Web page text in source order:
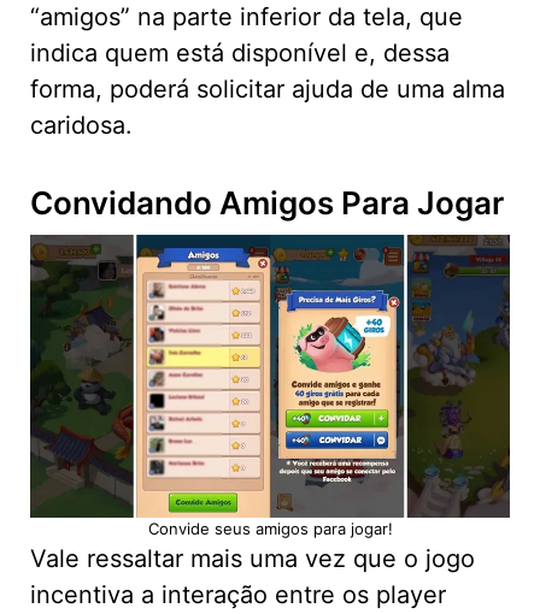
“amigos” na parte inferior da tela, que
indica quem está disponível e, dessa
forma, poderá solicitar ajuda de uma alma
caridosa.
Convidando Amigos Para Jogar
Convide seus amigos para jogar!
Vale ressaltar mais uma vez que o jogo
incentiva a interação entre os player